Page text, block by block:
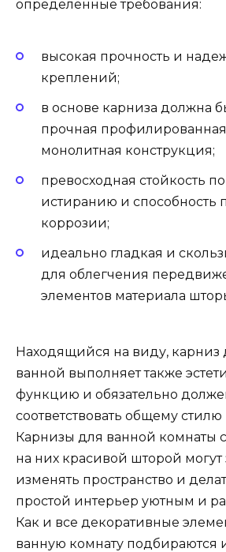
определенные требования:
высокая прочность и
креплений;
в основе карниза должна
прочная
монолитная конструкция;
превосходная стойкость
истиранию и способность
коррозии;
идеально гладкая и
для облегчения
элементов материала
Находящийся на виду, карниз
ванной выполняет также
функцию и обязательно
соответствовать общему
Карнизы для ванной комнаты
на них красивой шторой могут
изменять пространство и
простой интерьер уютным и
Как и все декоративные
ванную комнату подбираются